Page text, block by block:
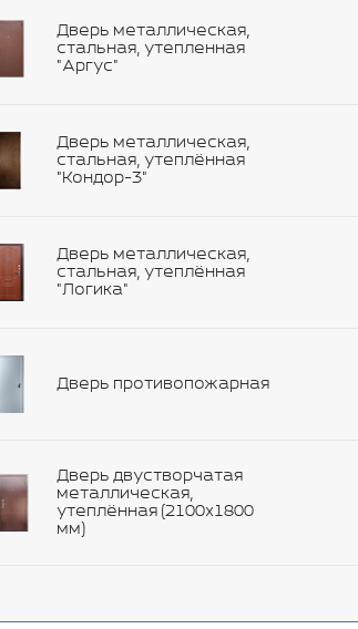
Дверь металлическая,
стальная, утепленная
"Аргус"
Дверь металлическая,
стальная, утеплённая
"Кондор-3"
Дверь металлическая,
стальная, утеплённая
"Логика"
Дверь противопожарная
Дверь двустворчатая
металлическая,
утеплённая (2100х1800
мм)